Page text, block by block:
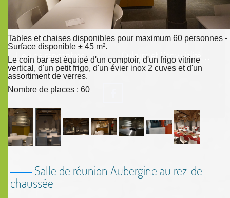
Tables et chaises disponibles pour maximum 60 personnes -
Surface disponible ± 45 m².
Le coin bar est équipé d'un comptoir, d'un frigo vitrine
vertical, d'un petit frigo, d'un évier inox 2 cuves et d'un
assortiment de verres.
Nombre de places : 60
Salle de réunion Aubergine au rez-de-
chaussée
Activités, ...
Lieu de rencontres, ...
Culture et Convivialité, ...